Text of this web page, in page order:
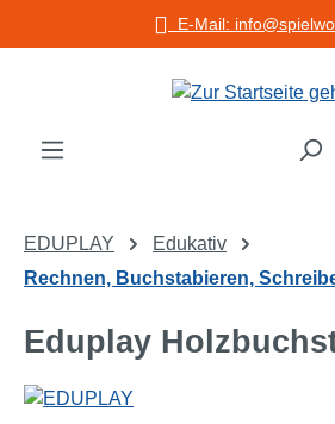
Zum Hauptinhalt springen
E-Mail:
EDUPLAY
Edukativ
Rechnen, Buchstabieren,
Eduplay